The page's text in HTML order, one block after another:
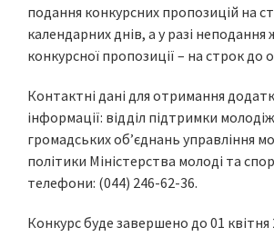
подання конкурсних пропозицій на
календарних днів, а у разі неподання
конкурсної пропозиції – на строк до
Контактні дані для отримання
інформації: відділ підтримки
громадських об’єднань управління
політики Міністерства молоді та
телефони: (044) 246-62-36.
Конкурс буде завершено до 01 квітня